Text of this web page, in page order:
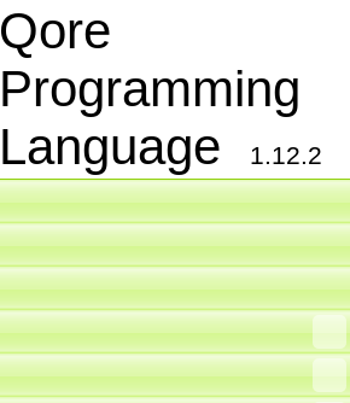
Qore
Programming
Language
1.12.2